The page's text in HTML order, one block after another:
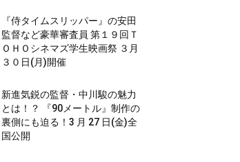
『侍タイムスリッパー』の安田
監督など豪華審査員 第１９回Ｔ
ＯＨＯシネマズ学生映画祭 ３月
３０日(月)開催
新進気鋭の監督・中川駿の魅力
とは！？ 『90メートル』制作の
裏側にも迫る！3 月 27 日(金)全
国公開